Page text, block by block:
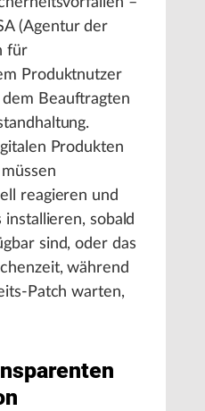
(Agentur der
für
Produktnutzer
Beauftragten
Produkten
reagieren und
sobald
sind, oder das
während
Patch warten,